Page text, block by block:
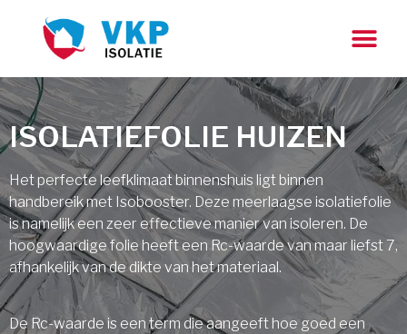
ISOLATIEFOLIE HUIZEN
Het perfecte leefklimaat binnenshuis ligt binnen
handbereik met Isobooster. Deze meerlaagse isolatiefolie
is namelijk een zeer effectieve manier van isoleren. De
hoogwaardige folie heeft een Rc-waarde van maar liefst 7,
afhankelijk van de dikte van het materiaal.
De Rc-waarde is een term die aangeeft hoe goed een